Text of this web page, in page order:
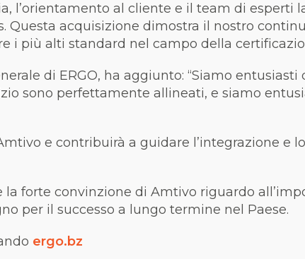
l’orientamento al cliente e il team di esperti
Questa acquisizione dimostra il nostro
i più alti standard nel campo della
di ERGO, ha aggiunto: “Siamo
sono perfettamente allineati, e siamo
e contribuirà a guidare l’integrazione e
forte convinzione di Amtivo riguardo
per il successo a lungo termine nel Paese.
ergo.bz